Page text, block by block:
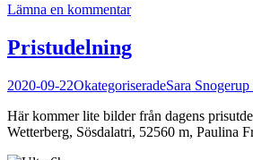
Lämna en kommentar
Pristudelning
2020-09-22OkategoriseradeSara
Här kommer lite bilder från dagens
Wetterberg, Sösdalatri, 52560 m, Paulina